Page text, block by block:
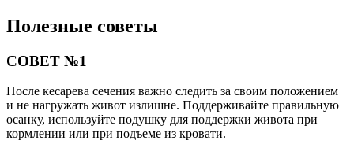
Полезные советы
СОВЕТ №1
После кесарева сечения важно следить за своим положением
и не нагружать живот излишне. Поддерживайте правильную
осанку, используйте подушку для поддержки живота при
кормлении или при подъеме из кровати.